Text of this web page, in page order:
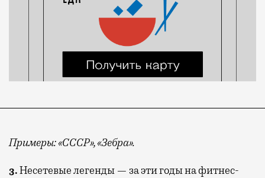
Примеры: «СССР», «Зебра».
3.Несетевые легенды — за эти годы на фитнес-